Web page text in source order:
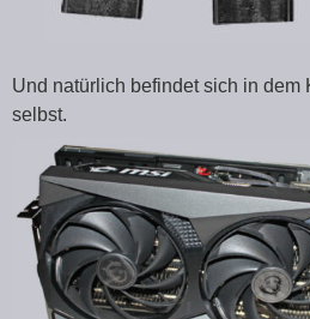
Und natürlich befindet sich in dem
selbst.